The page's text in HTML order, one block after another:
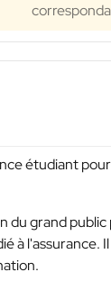
étudiant
du grand public
à l'assurance.